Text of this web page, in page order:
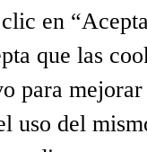
en
que las
para
uso del